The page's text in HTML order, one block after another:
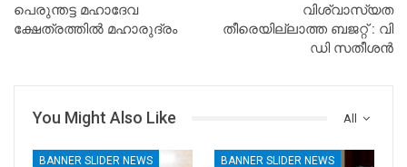
പെരുന്തട്ട മഹാദേവ
ക്ഷേത്രത്തിൽ മഹാരുദ്രം
വിശ്വാസ്യത
തീരെയില്ലാത്ത ബജറ്റ് : വി
ഡി സതീശൻ
All
You Might Also Like
BANNER SLIDER NEWS BANNER SLIDER NEWS